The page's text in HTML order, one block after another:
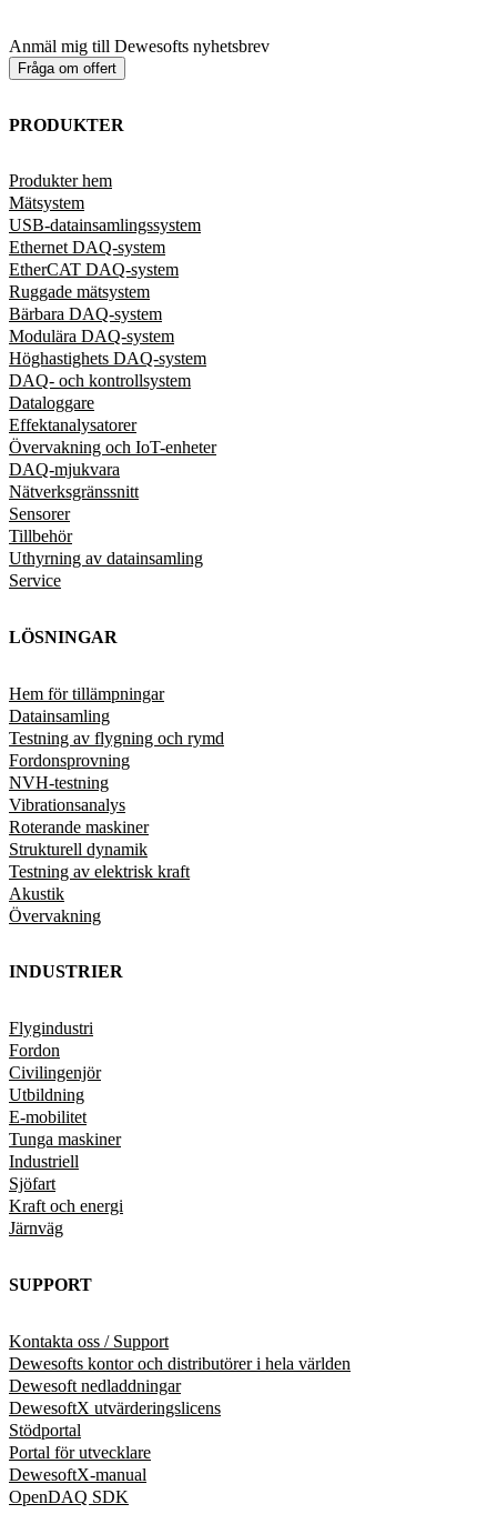
Anmäl mig till Dewesofts nyhetsbrev
Fråga om offert
PRODUKTER
Produkter hem
Mätsystem
USB-datainsamlingssystem
Ethernet DAQ-system
EtherCAT DAQ-system
Ruggade mätsystem
Bärbara DAQ-system
Modulära DAQ-system
Höghastighets DAQ-system
DAQ- och kontrollsystem
Dataloggare
Effektanalysatorer
Övervakning och IoT-enheter
DAQ-mjukvara
Nätverksgränssnitt
Sensorer
Tillbehör
Uthyrning av datainsamling
Service
LÖSNINGAR
Hem för tillämpningar
Datainsamling
Testning av flygning och rymd
Fordonsprovning
NVH-testning
Vibrationsanalys
Roterande maskiner
Strukturell dynamik
Testning av elektrisk kraft
Akustik
Övervakning
INDUSTRIER
Flygindustri
Fordon
Civilingenjör
Utbildning
E-mobilitet
Tunga maskiner
Industriell
Sjöfart
Kraft och energi
Järnväg
SUPPORT
Kontakta oss / Support
Dewesofts kontor och distributörer i hela världen
Dewesoft nedladdningar
DewesoftX utvärderingslicens
Stödportal
Portal för utvecklare
DewesoftX-manual
OpenDAQ SDK